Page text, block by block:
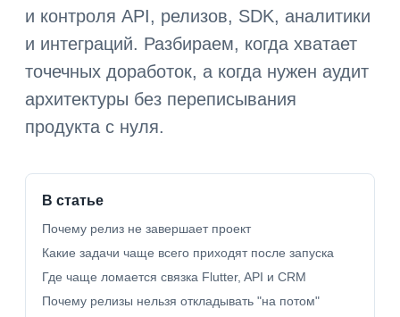
и контроля API, релизов, SDK, аналитики
и интеграций. Разбираем, когда хватает
точечных доработок, а когда нужен аудит
архитектуры без переписывания
продукта с нуля.
В статье
Почему релиз не завершает проект
Какие задачи чаще всего приходят после запуска
Где чаще ломается связка Flutter, API и CRM
Почему релизы нельзя откладывать "на потом"